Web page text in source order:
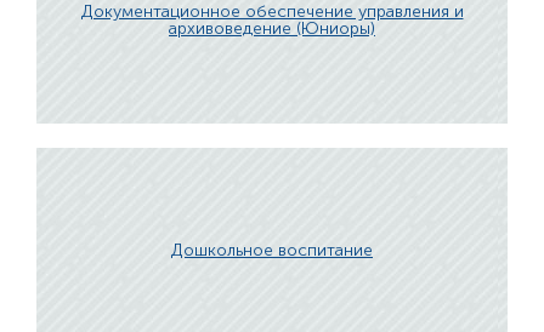
Документационное обеспечение управления и
архивоведение (Юниоры)
Дошкольное воспитание